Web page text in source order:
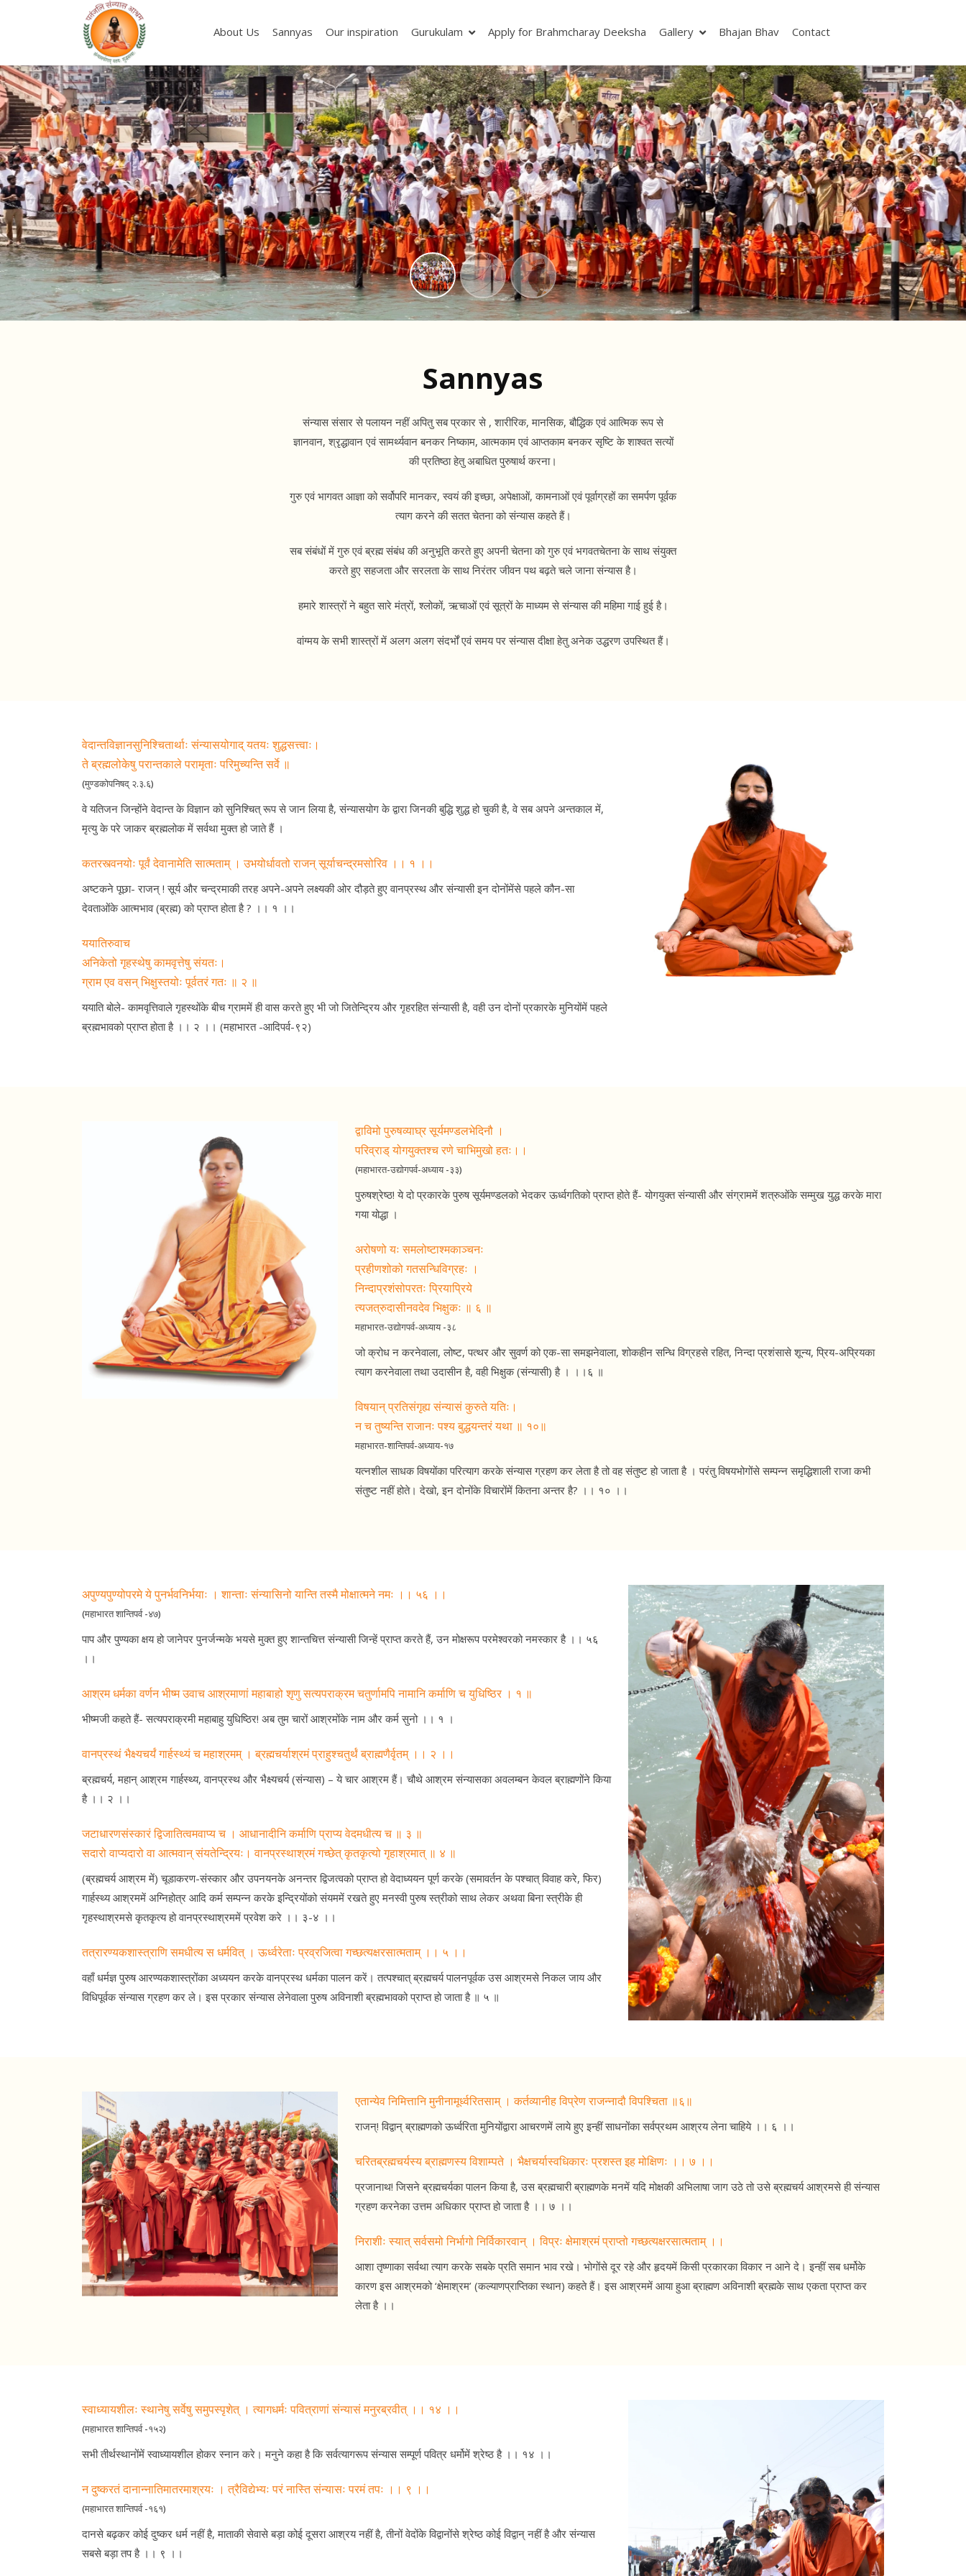
About Us Sannyas Our inspiration Gurukulam Apply for Brahmcharay Deeksha Gallery Bhajan Bhav Contact
Previous Next
Sannyas
संन्यास संसार से पलायन नहीं अपितु सब प्रकार से , शारीरिक, मानसिक, बौद्धिक एवं आत्मिक रूप से
ज्ञानवान, श्रृद्धावान एवं सामर्थ्यवान बनकर निष्काम, आत्मकाम एवं आप्तकाम बनकर सृष्टि के शाश्वत सत्यों
की प्रतिष्ठा हेतु अबाधित पुरुषार्थ करना।
गुरु एवं भागवत आज्ञा को सर्वोपरि मानकर, स्वयं की इच्छा, अपेक्षाओं, कामनाओं एवं पूर्वाग्रहों का समर्पण पूर्वक
त्याग करने की सतत चेतना को संन्यास कहते हैं।
सब संबंधों में गुरु एवं ब्रह्म संबंध की अनुभूति करते हुए अपनी चेतना को गुरु एवं भगवतचेतना के साथ संयुक्त
करते हुए सहजता और सरलता के साथ निरंतर जीवन पथ बढ़ते चले जाना संन्यास है।
हमारे शास्त्रों ने बहुत सारे मंत्रों, श्लोकों, ऋचाओं एवं सूत्रों के माध्यम से संन्यास की महिमा गाई हुई है।
वांग्मय के सभी शास्त्रों में अलग अलग संदर्भों एवं समय पर संन्यास दीक्षा हेतु अनेक उद्धरण उपस्थित हैं।
वेदान्तविज्ञानसुनिश्चितार्थाः संन्यासयोगाद् यतयः शुद्धसत्त्वाः।
ते ब्रह्मलोकेषु परान्तकाले परामृताः परिमुच्यन्ति सर्वे ॥
(मुण्डकोपनिषद् २.३.६)
वे यतिजन जिन्होंने वेदान्त के विज्ञान को सुनिश्चित् रूप से जान लिया है, संन्यासयोग के द्वारा जिनकी बुद्धि शुद्ध हो चुकी है, वे सब अपने अन्तकाल में,
मृत्यु के परे जाकर ब्रह्मलोक में सर्वथा मुक्त हो जाते हैं ।
कतरस्त्वनयोः पूर्वं देवानामेति सात्मताम् । उभयोर्धावतो राजन् सूर्याचन्द्रमसोरिव ।। १ ।।
अष्टकने पूछा- राजन् ! सूर्य और चन्द्रमाकी तरह अपने-अपने लक्ष्यकी ओर दौड़ते हुए वानप्रस्थ और संन्यासी इन दोनोंमेंसे पहले कौन-सा
देवताओंके आत्मभाव (ब्रह्म) को प्राप्त होता है ? ।। १ ।।
ययातिरुवाच
अनिकेतो गृहस्थेषु कामवृत्तेषु संयतः।
ग्राम एव वसन् भिक्षुस्तयोः पूर्वतरं गतः ॥ २ ॥
ययाति बोले- कामवृत्तिवाले गृहस्थोंके बीच ग्राममें ही वास करते हुए भी जो जितेन्द्रिय और गृहरहित संन्यासी है, वही उन दोनों प्रकारके मुनियोंमें पहले
ब्रह्मभावको प्राप्त होता है ।। २ ।। (महाभारत -आदिपर्व-९२)
द्वाविमो पुरुषव्याघ्र सूर्यमण्डलभेदिनौ ।
परिव्राड् योगयुक्तश्च रणे चाभिमुखो हतः।।
(महाभारत-उद्योगपर्व-अध्याय -३३)
पुरुषश्रेष्ठ! ये दो प्रकारके पुरुष सूर्यमण्डलको भेदकर ऊर्ध्वगतिको प्राप्त होते हैं- योगयुक्त संन्यासी और संग्राममें शत्रुओंके सम्मुख युद्ध करके मारा
गया योद्धा ।
अरोषणो यः समलोष्टाश्मकाञ्चनः
प्रहीणशोको गतसन्धिविग्रहः ।
निन्दाप्रशंसोपरतः प्रियाप्रिये
त्यजत्रुदासीनवदेव भिक्षुकः ॥ ६ ॥
महाभारत-उद्योगपर्व-अध्याय -३८
जो क्रोध न करनेवाला, लोष्ट, पत्थर और सुवर्ण को एक-सा समझनेवाला, शोकहीन सन्धि विग्रहसे रहित, निन्दा प्रशंसासे शून्य, प्रिय-अप्रियका
त्याग करनेवाला तथा उदासीन है, वही भिक्षुक (संन्यासी) है । ।।६ ॥
विषयान् प्रतिसंगृह्य संन्यासं कुरुते यतिः।
न च तुष्यन्ति राजानः पश्य बुद्धयन्तरं यथा ॥ १०॥
महाभारत-शान्तिपर्व-अध्याय-१७
यत्नशील साधक विषयोंका परित्याग करके संन्यास ग्रहण कर लेता है तो वह संतुष्ट हो जाता है । परंतु विषयभोगोंसे सम्पन्न समृद्धिशाली राजा कभी
संतुष्ट नहीं होते। देखो, इन दोनोंके विचारोंमें कितना अन्तर है? ।। १० ।।
अपुण्यपुण्योपरमे ये पुनर्भवनिर्भयाः । शान्ताः संन्यासिनो यान्ति तस्मै मोक्षात्मने नमः ।। ५६ ।।
(महाभारत शान्तिपर्व -४७)
पाप और पुण्यका क्षय हो जानेपर पुनर्जन्मके भयसे मुक्त हुए शान्तचित्त संन्यासी जिन्हें प्राप्त करते हैं, उन मोक्षरूप परमेश्वरको नमस्कार है ।। ५६
।।
आश्रम धर्मका वर्णन भीष्म उवाच आश्रमाणां महाबाहो शृणु सत्यपराक्रम चतुर्णामपि नामानि कर्माणि च युधिष्ठिर । १ ॥
भीष्मजी कहते हैं- सत्यपराक्रमी महाबाहु युधिष्ठिर! अब तुम चारों आश्रमोंके नाम और कर्म सुनो ।। १ ।
वानप्रस्थं भैक्ष्यचर्यं गार्हस्थ्यं च महाश्रमम् । ब्रह्मचर्याश्रमं प्राहुश्चतुर्थं ब्राह्मणैर्वृतम् ।। २ ।।
ब्रह्मचर्य, महान् आश्रम गार्हस्थ्य, वानप्रस्थ और भैक्ष्यचर्य (संन्यास) – ये चार आश्रम हैं। चौथे आश्रम संन्यासका अवलम्बन केवल ब्राह्मणोंने किया
है ।। २ ।।
जटाधारणसंस्कारं द्विजातित्वमवाप्य च । आधानादीनि कर्माणि प्राप्य वेदमधीत्य च ॥ ३ ॥
सदारो वाप्यदारो वा आत्मवान् संयतेन्द्रियः। वानप्रस्थाश्रमं गच्छेत् कृतकृत्यो गृहाश्रमात् ॥ ४ ॥
(ब्रह्मचर्य आश्रम में) चूडाकरण-संस्कार और उपनयनके अनन्तर द्विजत्वको प्राप्त हो वेदाध्ययन पूर्ण करके (समावर्तन के पश्चात् विवाह करे, फिर)
गार्हस्थ्य आश्रममें अग्निहोत्र आदि कर्म सम्पन्न करके इन्द्रियोंको संयममें रखते हुए मनस्वी पुरुष स्त्रीको साथ लेकर अथवा बिना स्त्रीके ही
गृहस्थाश्रमसे कृतकृत्य हो वानप्रस्थाश्रममें प्रवेश करे ।। ३-४ ।।
तत्रारण्यकशास्त्राणि समधीत्य स धर्मवित् । ऊर्ध्वरेताः प्रव्रजित्वा गच्छत्यक्षरसात्मताम् ।। ५ ।।
वहाँ धर्मज्ञ पुरुष आरण्यकशास्त्रोंका अध्ययन करके वानप्रस्थ धर्मका पालन करें। तत्पश्चात् ब्रह्मचर्य पालनपूर्वक उस आश्रमसे निकल जाय और
विधिपूर्वक संन्यास ग्रहण कर ले। इस प्रकार संन्यास लेनेवाला पुरुष अविनाशी ब्रह्मभावको प्राप्त हो जाता है ॥ ५ ॥
एतान्येव निमित्तानि मुनीनामूर्ध्वरितसाम् । कर्तव्यानीह विप्रेण राजन्नादौ विपश्चिता ॥६॥
राजन्! विद्वान् ब्राह्मणको ऊर्ध्वरिता मुनियोंद्वारा आचरणमें लाये हुए इन्हीं साधनोंका सर्वप्रथम आश्रय लेना चाहिये ।। ६ ।।
चरितब्रह्मचर्यस्य ब्राह्मणस्य विशाम्पते । भैक्षचर्यास्वधिकारः प्रशस्त इह मोक्षिणः ।। ७ ।।
प्रजानाथ! जिसने ब्रह्मचर्यका पालन किया है, उस ब्रह्मचारी ब्राह्मणके मनमें यदि मोक्षकी अभिलाषा जाग उठे तो उसे ब्रह्मचर्य आश्रमसे ही संन्यास
ग्रहण करनेका उत्तम अधिकार प्राप्त हो जाता है ।। ७ ।।
निराशीः स्यात् सर्वसमो निर्भागो निर्विकारवान् । विप्रः क्षेमाश्रमं प्राप्तो गच्छत्यक्षरसात्मताम् ।।
आशा तृष्णाका सर्वथा त्याग करके सबके प्रति समान भाव रखे। भोगोंसे दूर रहे और हृदयमें किसी प्रकारका विकार न आने दे। इन्हीं सब धर्मोके
कारण इस आश्रमको ‘क्षेमाश्रम’ (कल्याणप्राप्तिका स्थान) कहते हैं। इस आश्रममें आया हुआ ब्राह्मण अविनाशी ब्रह्मके साथ एकता प्राप्त कर
लेता है ।।
स्वाध्यायशीलः स्थानेषु सर्वेषु समुपस्पृशेत् । त्यागधर्मः पवित्राणां संन्यासं मनुरब्रवीत् ।। १४ ।।
(महाभारत शान्तिपर्व -१५२)
सभी तीर्थस्थानोंमें स्वाध्यायशील होकर स्नान करे। मनुने कहा है कि सर्वत्यागरूप संन्यास सम्पूर्ण पवित्र धर्मोमें श्रेष्ठ है ।। १४ ।।
न दुष्करतं दानान्नातिमातरमाश्रयः । त्रैविद्येभ्यः परं नास्ति संन्यासः परमं तपः ।। ९ ।।
(महाभारत शान्तिपर्व -१६१)
दानसे बढ़कर कोई दुष्कर धर्म नहीं है, माताकी सेवासे बड़ा कोई दूसरा आश्रय नहीं है, तीनों वेदोंके विद्वानोंसे श्रेष्ठ कोई विद्वान् नहीं है और संन्यास
सबसे बड़ा तप है ।। ९ ।।